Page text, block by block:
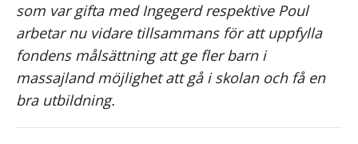
som var gifta med Ingegerd respektive Poul
arbetar nu vidare tillsammans för att uppfylla
fondens målsättning att ge fler barn i
massajland möjlighet att gå i skolan och få en
bra utbildning.